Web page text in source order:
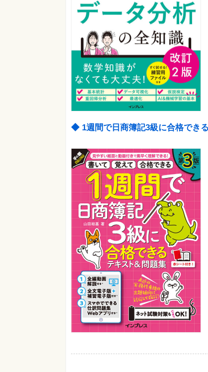
◆ 1週間で日商簿記3級に合格でき